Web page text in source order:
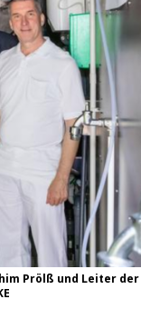
Prölß und Leiter der